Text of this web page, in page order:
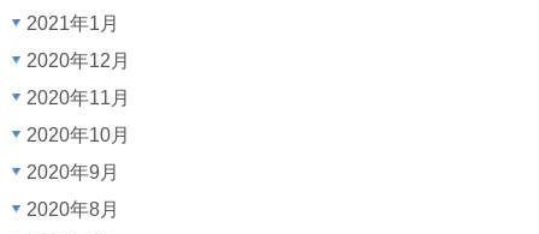
2021年1月
2020年12月
2020年11月
2020年10月
2020年9月
2020年8月